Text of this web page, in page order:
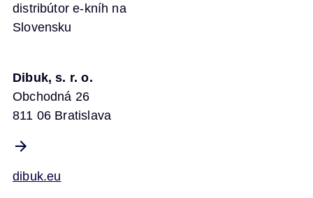
distribútor e-kníh na
Slovensku
Dibuk, s. r. o.
Obchodná 26
811 06 Bratislava
dibuk.eu